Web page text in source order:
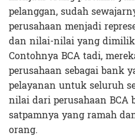
pelanggan, sudah
perusahaan menjadi
dan nilai-nilai yang
Contohnya BCA tadi,
perusahaan sebagai bank
pelayanan untuk seluruh
nilai dari perusahaan
satpamnya yang ramah
orang.